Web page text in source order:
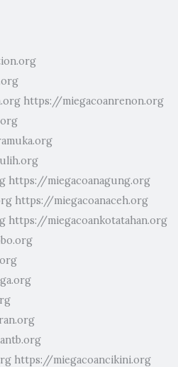
https://miegacoanrenon.org
https://miegacoanagung.org
https://miegacoanaceh.org
https://miegacoankotatahan.org
https://miegacoancikini.org